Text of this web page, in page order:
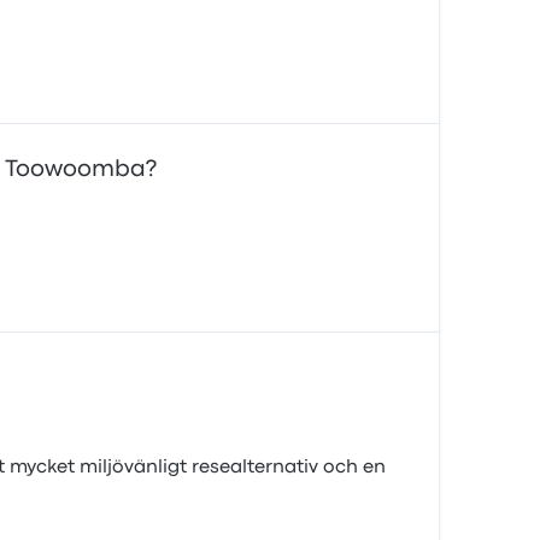
mycket miljövänligt resealternativ och en